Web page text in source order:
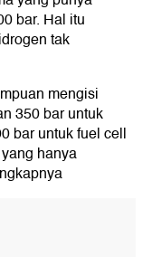
bar. Hal itu
tak
mengisi
350 bar untuk
bar untuk fuel cell
hanya